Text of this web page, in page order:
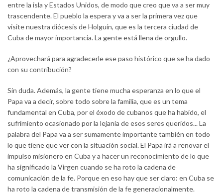
entre la isla y Estados Unidos, de modo que creo que va a ser muy
trascendente. El pueblo la espera y va a ser la primera vez que
visite nuestra diócesis de Holguín, que es la tercera ciudad de
Cuba de mayor importancia. La gente está llena de orgullo.
¿Aprovechará para agradecerle ese paso histórico que se ha dado
con su contribución?
Sin duda. Además, la gente tiene mucha esperanza en lo que el
Papa va a decir, sobre todo sobre la familia, que es un tema
fundamental en Cuba, por el éxodo de cubanos que ha habido, el
sufrimiento ocasionado por la lejanía de esos seres queridos... La
palabra del Papa va a ser sumamente importante también en todo
lo que tiene que ver con la situación social. El Papa irá a renovar el
impulso misionero en Cuba y a hacer un reconocimiento de lo que
ha significado la Virgen cuando se ha roto la cadena de
comunicación de la fe. Porque en eso hay que ser claro: en Cuba se
ha roto la cadena de transmisión de la fe generacionalmente.